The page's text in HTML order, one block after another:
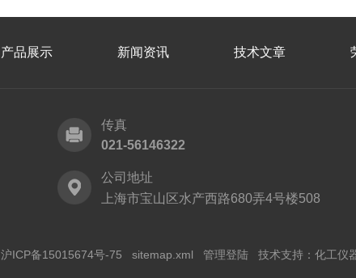
产品展示 新闻资讯 技术文章
传真
021-56146322
公司地址
上海市宝山区水产西路680弄4号楼508
沪ICP备15015674号-75 sitemap.xml 管理登陆 技术支持： 化工仪